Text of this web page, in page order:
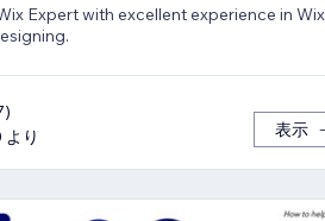
Expert with excellent experience in Wix
)
り
表示